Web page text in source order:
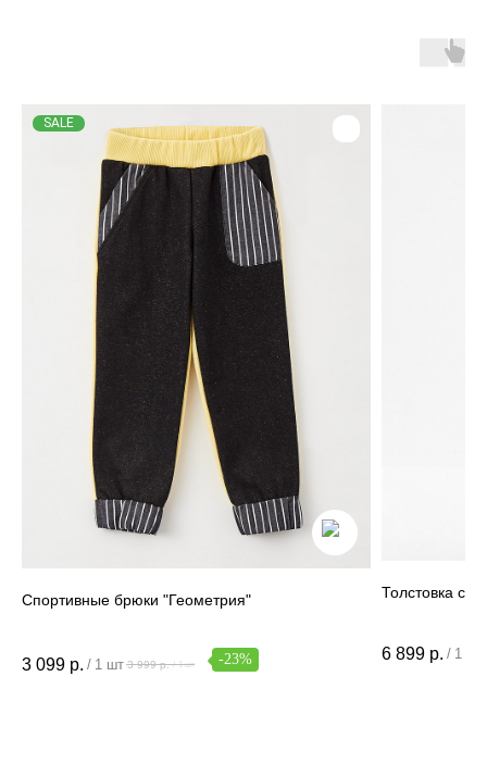
SALE
Спортивные брюки "Геометрия"
3 099 р. / 1 шт 3 999 р. / 1 шт -23%
Толстовка
6 899 р. / 1 шт
© 2022 - 2026 MiaGia – бренд одежды для детей
Данные и конфиденциальность Договор оферты Карта сайта
Обмен и возврат
Размерная сетка
+7 905 040 6256
Отдел по работе с клиентами
Предложения и сотрудничество